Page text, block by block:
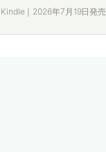
Kindle｜2026年7月19日発売